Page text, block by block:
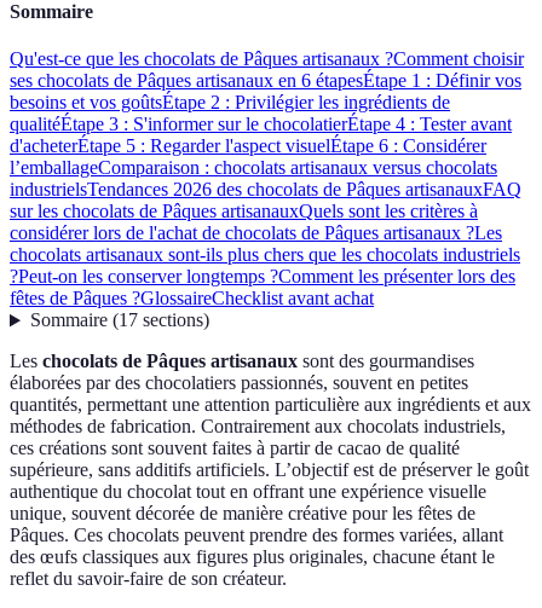
Sommaire
Qu'est-ce que les chocolats de Pâques artisanaux ?Comment choisir
ses chocolats de Pâques artisanaux en 6 étapesÉtape 1 : Définir vos
besoins et vos goûtsÉtape 2 : Privilégier les ingrédients de
qualitéÉtape 3 : S'informer sur le chocolatierÉtape 4 : Tester avant
d'acheterÉtape 5 : Regarder l'aspect visuelÉtape 6 : Considérer
l’emballageComparaison : chocolats artisanaux versus chocolats
industrielsTendances 2026 des chocolats de Pâques artisanauxFAQ
sur les chocolats de Pâques artisanauxQuels sont les critères à
considérer lors de l'achat de chocolats de Pâques artisanaux ?Les
chocolats artisanaux sont-ils plus chers que les chocolats industriels
?Peut-on les conserver longtemps ?Comment les présenter lors des
fêtes de Pâques ?GlossaireChecklist avant achat
Sommaire(17 sections)
Les chocolats de Pâques artisanaux sont des gourmandises
élaborées par des chocolatiers passionnés, souvent en petites
quantités, permettant une attention particulière aux ingrédients et aux
méthodes de fabrication. Contrairement aux chocolats industriels,
ces créations sont souvent faites à partir de cacao de qualité
supérieure, sans additifs artificiels. L’objectif est de préserver le goût
authentique du chocolat tout en offrant une expérience visuelle
unique, souvent décorée de manière créative pour les fêtes de
Pâques. Ces chocolats peuvent prendre des formes variées, allant
des œufs classiques aux figures plus originales, chacune étant le
reflet du savoir-faire de son créateur.